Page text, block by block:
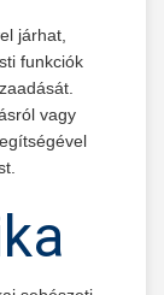
járhat,
funkciók
vagy